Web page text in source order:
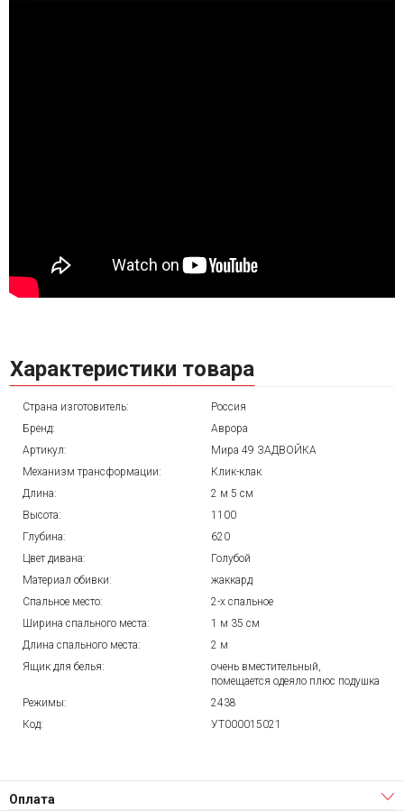
Характеристики товара
Страна изготовитель:
Россия
Бренд:
Аврора
Артикул:
Мира 49 ЗАДВОЙКА
Механизм трансформации:
Клик-клак
Длина:
2 м 5 см
Высота:
1100
Глубина:
620
Цвет дивана:
Голубой
Материал обивки:
жаккард
Спальное место:
2-х спальное
Ширина спального места:
1 м 35 см
Длина спального места:
2 м
Ящик для белья:
очень вместительный,
помещается одеяло плюс подушка
Режимы:
2438
Код:
УТ000015021
Оплата